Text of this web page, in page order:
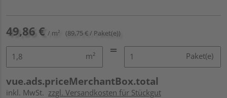
49,86 € / m² (89,75 € / Paket(e))
m² Paket(e)
vue.ads.priceMerchantBox.total
inkl. MwSt. zzgl. Versandkosten für Stückgut